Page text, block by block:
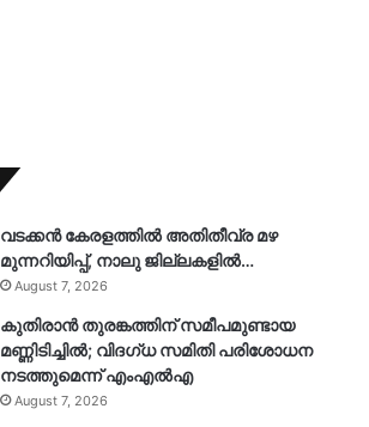
വടക്കൻ കേരളത്തിൽ അതിതീവ്ര മഴ
മുന്നറിയിപ്പ്, നാലു ജില്ലകളിൽ…
August 7, 2026
കുതിരാൻ തുരങ്കത്തിന് സമീപമുണ്ടായ
മണ്ണിടിച്ചിൽ; വിദഗ്ധ സമിതി പരിശോധന
നടത്തുമെന്ന് എംഎൽഎ
August 7, 2026